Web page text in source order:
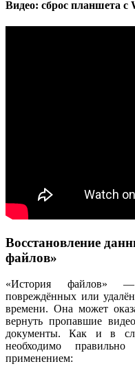
Видео: сброс планшета с
Восстановление
файлов»
«История файлов» —
повреждённых или
времени. Она может
вернуть пропавшие
документы. Как и в
необходимо
применением: